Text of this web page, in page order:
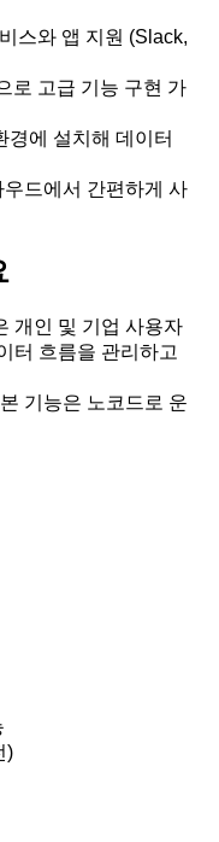
스와 앱 지원 (Slack,
로 고급 기능 구현 가
경에 설치해 데이터
우드에서 간편하게 사
개인 및 기업 사용자
터 흐름을 관리하고
기능은 노코드로 운
)